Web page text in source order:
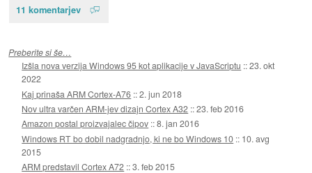
11 komentarjev
Preberite si še…
Izšla nova verzija Windows 95 kot aplikacije v JavaScriptu ::23. okt
2022
Kaj prinaša ARM Cortex-A76 ::2. jun 2018
Nov ultra varčen ARM-jev dizajn Cortex A32 ::23. feb 2016
Amazon postal proizvajalec čipov ::8. jan 2016
Windows RT bo dobil nadgradnjo, ki ne bo Windows 10 :: 10. avg
2015
ARM predstavil Cortex A72 ::3. feb 2015